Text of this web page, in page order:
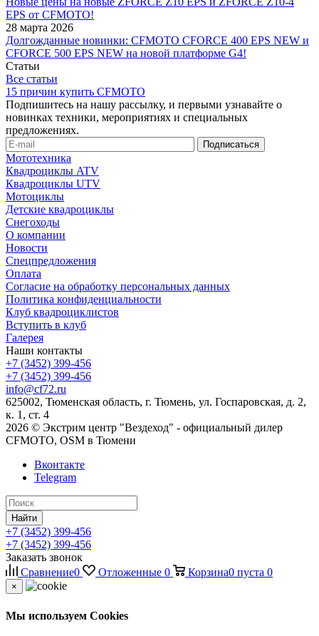
EPS от CFMOTO!
28 марта 2026
Долгожданные новинки: CFMOTO CFORCE 400 EPS NEW и
CFORCE 500 EPS NEW на новой платформе G4!
Статьи
Все статьи
15 причин купить CFMOTO
Подпишитесь на нашу рассылку, и первыми узнавайте о
новинках техники, мероприятиях и специальных
предложениях.
Мототехника
Квадроциклы ATV
Квадроциклы UTV
Мотоциклы
Детские квадроциклы
Снегоходы
О компании
Новости
Спецпредложения
Оплата
Согласие на обработку персональных данных
Политика конфиденциальности
Клуб квадроциклистов
Вступить в клуб
Галерея
Наши контакты
+7 (3452) 399-456
+7 (3452) 399-456
info@cf72.ru
625002, Тюменская область, г. Тюмень, ул. Госпаровская, д. 2,
к. 1, ст. 4
2026 © Экстрим центр "Вездеход" - официальный дилер
CFMOTO, OSM в Тюмени
Вконтакте
Telegram
Найти
+7 (3452) 399-456
+7 (3452) 399-456
Заказать звонок
Сравнение0 Отложенные 0 Корзина0 пуста 0
×
Мы используем Cookies